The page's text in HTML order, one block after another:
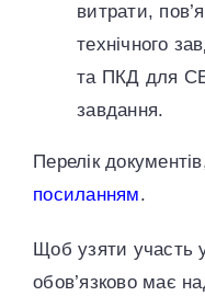
витрати,
технічного
та ПКД для
завдання.
Перелік
посиланням.
Щоб узяти участь
обов’язково має